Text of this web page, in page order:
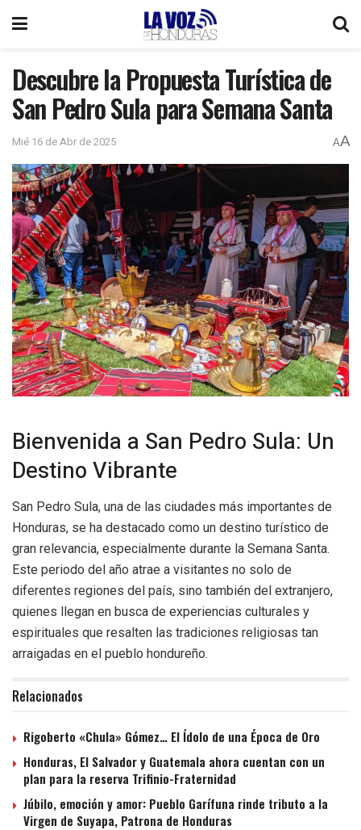
Descubre la Propuesta Turística de
San Pedro Sula para Semana Santa
Mié 16 de Abr de 2025 AA
Bienvenida a San Pedro Sula: Un
Destino Vibrante
San Pedro Sula, una de las ciudades más importantes de
Honduras, se ha destacado como un destino turístico de
gran relevancia, especialmente durante la Semana Santa.
Este periodo del año atrae a visitantes no solo de
diferentes regiones del país, sino también del extranjero,
quienes llegan en busca de experiencias culturales y
espirituales que resalten las tradiciones religiosas tan
arraigadas en el pueblo hondureño.
Relacionados
Rigoberto «Chula» Gómez… El Ídolo de una Época de Oro
Honduras, El Salvador y Guatemala ahora cuentan con un
plan para la reserva Trifinio-Fraternidad
Júbilo, emoción y amor: Pueblo Garífuna rinde tributo a la
Virgen de Suyapa, Patrona de Honduras